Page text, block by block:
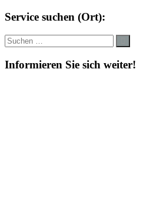
Service suchen (Ort):
Suche
nach:
Informieren Sie sich weiter!